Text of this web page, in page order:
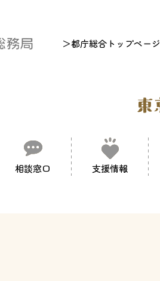
＞都庁総合トップページ
相談窓口 支援情報